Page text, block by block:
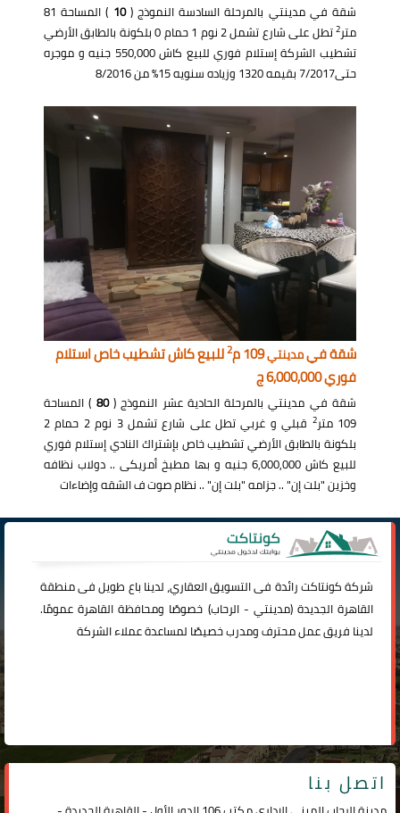
شقة في مدينتي بالمرحلة السادسة النموذج (10
) المساحة 81
متر2
تطل على شارع تشمل 2 نوم 1 حمام 0 بلكونة بالطابق الأرضي
تشطيب الشركة إستلام فوري للبيع كاش 550,000 جنيه و موجره
حتى7/2017 بقيمه 1320 وزياده سنويه 15% من 8/2016
شقة فيمدينتي109 م 2للبيع كاش تشطيب خاص استلام
فوري 6,000,000 ج
شقة في مدينتي بالمرحلة الحادية عشر النموذج (80 ) المساحة
109 متر
2
قبلي و غربي تطل على شارع تشمل 3 نوم 2 حمام 2
بلكونة بالطابق الأرضي تشطيب خاص بإشتراك النادي إستلام فوري
للبيع كاش 6,000,000 جنيه و بها مطبخ أمريكى .. دولاب نظافه
وخزين "بلت إن" .. جزامه "بلت إن" .. نظام صوت ف الشقه وإضاءات
شركةكونتاكترائدة فى التسويق العقاري، لدينا باع طويل فى منطقة
القاهرة الجديدة (مدينتي -الرحاب) خصوصًا ومحافظة القاهرة عمومًا.
لدينا فريق عمل محترف ومدرب خصيصًا لمساعدة عملاء الشركة
اتصل بنا